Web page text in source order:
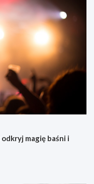
magię baśni i